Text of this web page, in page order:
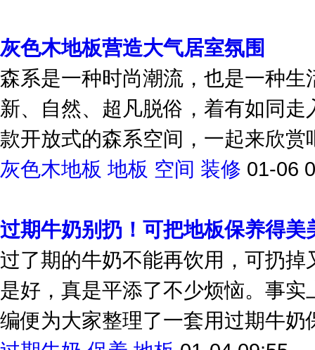
灰色木地板营造大气居室氛围
森系是一种时尚潮流，也是一种
新、自然、超凡脱俗，着有如同
款开放式的森系空间，一起来欣赏
灰色木地板
地板 空间 装修
过期牛奶别扔！可把地板保养得美
过了期的牛奶不能再饮用，可扔
是好，真是平添了不少烦恼。事
编便为大家整理了一套用过期牛